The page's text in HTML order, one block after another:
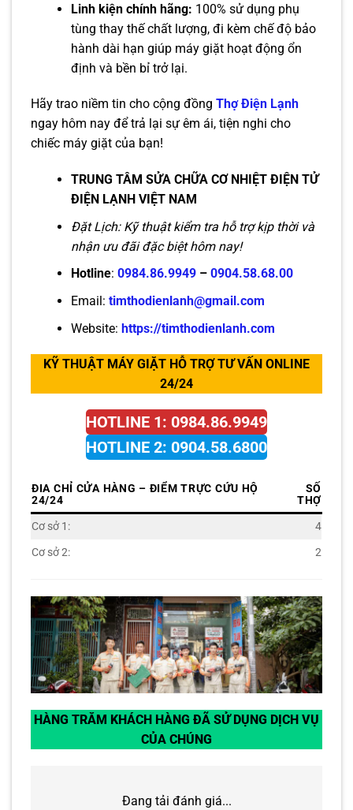
Linh kiện chính hãng: 100% sử dụng phụ
tùng thay thế chất lượng, đi kèm chế độ bảo
hành dài hạn giúp máy giặt hoạt động ổn
định và bền bỉ trở lại.
Hãy trao niềm tin cho cộng đồng Thợ Điện Lạnh
ngay hôm nay để trả lại sự êm ái, tiện nghi cho
chiếc máy giặt của bạn!
TRUNG TÂM SỬA CHỮA CƠ NHIỆT ĐIỆN TỬ
ĐIỆN LẠNH VIỆT NAM
Đặt Lịch: Kỹ thuật kiểm tra hỗ trợ kịp thời và
nhận ưu đãi đặc biệt hôm nay!
Hotline: 0984.86.9949– 0904.58.68.00
Email: timthodienlanh@gmail.com
Website: https://timthodienlanh.com
KỸ THUẬT MÁY GIẶT HỖ TRỢ TƯ VẤN ONLINE
24/24
HOTLINE 1: 0984.86.9949
HOTLINE 2: 0904.58.6800
ĐIA CHỈ CỬA HÀNG – ĐIỂM TRỰC CỨU HỘ
24/24
SỐ
THỢ
Cơ sở 1:
4
Cơ sở 2:
2
HÀNG TRĂM KHÁCH HÀNG ĐÃ SỬ DỤNG DỊCH VỤ
CỦA CHÚNG
Đang tải đánh giá...